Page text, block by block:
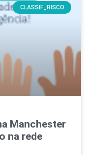
CLASSIF_RISCO
Manchester
na rede